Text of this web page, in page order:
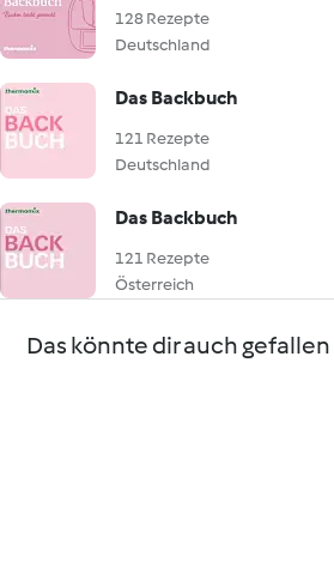
128 Rezepte
Deutschland
Das Backbuch
121 Rezepte
Deutschland
Das Backbuch
121 Rezepte
Österreich
Das könnte dir auch gefallen